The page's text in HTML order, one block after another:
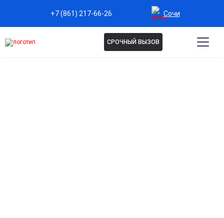
+7 (861) 217-66-26 Сочи
СРОЧНЫЙ ВЫЗОВ